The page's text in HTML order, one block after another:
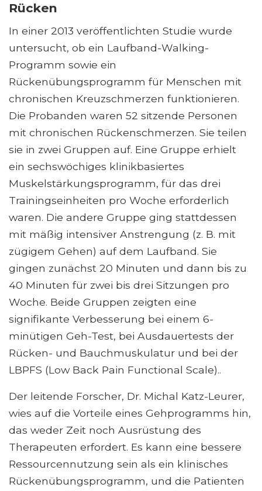
Rücken
In einer 2013 veröffentlichten Studie wurde
untersucht, ob ein Laufband-Walking-
Programm sowie ein
Rückenübungsprogramm für Menschen mit
chronischen Kreuzschmerzen funktionieren.
Die Probanden waren 52 sitzende Personen
mit chronischen Rückenschmerzen. Sie teilen
sie in zwei Gruppen auf. Eine Gruppe erhielt
ein sechswöchiges klinikbasiertes
Muskelstärkungsprogramm, für das drei
Trainingseinheiten pro Woche erforderlich
waren. Die andere Gruppe ging stattdessen
mit mäßig intensiver Anstrengung (z. B. mit
zügigem Gehen) auf dem Laufband. Sie
gingen zunächst 20 Minuten und dann bis zu
40 Minuten für zwei bis drei Sitzungen pro
Woche. Beide Gruppen zeigten eine
signifikante Verbesserung bei einem 6-
minütigen Geh-Test, bei Ausdauertests der
Rücken- und Bauchmuskulatur und bei der
LBPFS (Low Back Pain Functional Scale)..
Der leitende Forscher, Dr. Michal Katz-Leurer,
wies auf die Vorteile eines Gehprogramms hin,
das weder Zeit noch Ausrüstung des
Therapeuten erfordert. Es kann eine bessere
Ressourcennutzung sein als ein klinisches
Rückenübungsprogramm, und die Patienten